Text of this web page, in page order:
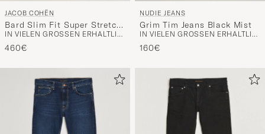
JACOB COHËN
Bard Slim Fit Super Stretch
Jeans Rinse Wash
IN VIELEN GRÖSSEN ERHÄLTLICH
460€
NUDIE JEANS
Grim Tim Jeans Black Mist
IN VIELEN GRÖSSEN ERHÄLTLICH
160€